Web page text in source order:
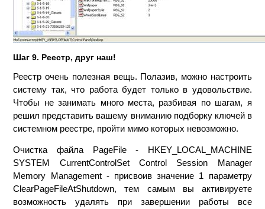
Шаг 9. Реестр, друг наш!
Реестр очень полезная вещь. Полазив, можно настроить
систему так, что работа будет только в удовольствие.
Чтобы не занимать много места, разбивая по шагам, я
решил представить вашему вниманию подборку ключей в
системном реестре, пройти мимо которых невозможно.
Очистка файла PageFile - HKEY_LOCAL_MACHINE
SYSTEM CurrentControlSet Control Session Manager
Memory Management - присвоив значение 1 параметру
ClearPageFileAtShutdown, тем самым вы активируете
возможность удалять при завершении работы все